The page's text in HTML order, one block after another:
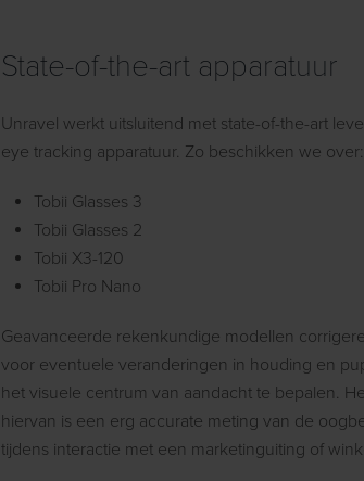
State-of-the-art apparatuur
Unravel werkt uitsluitend met state-of-the-art
eye tracking apparatuur. Zo beschikken we over:
Tobii Glasses 3
Tobii Glasses 2
Tobii X3-120
Tobii Pro Nano
Geavanceerde rekenkundige modellen
voor eventuele veranderingen in houding en
het visuele centrum van aandacht te bepalen.
hiervan is een erg accurate meting van de
tijdens interactie met een marketinguiting of